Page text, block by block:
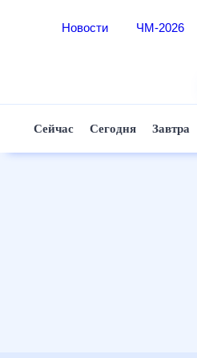
Новости ЧМ-2026
Сейчас Сегодня Завтра